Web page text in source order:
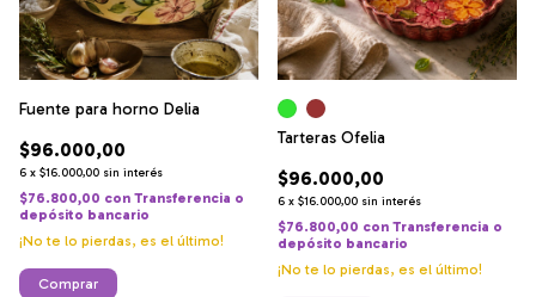
Fuente para horno Delia
$96.000,00
6 x $16.000,00 sin interés
$76.800,00 con Transferencia o
depósito bancario
¡No te lo pierdas, es el último!
Tarteras Ofelia
$96.000,00
6 x $16.000,00 sin interés
$76.800,00 con Transferencia o
depósito bancario
¡No te lo pierdas, es el último!